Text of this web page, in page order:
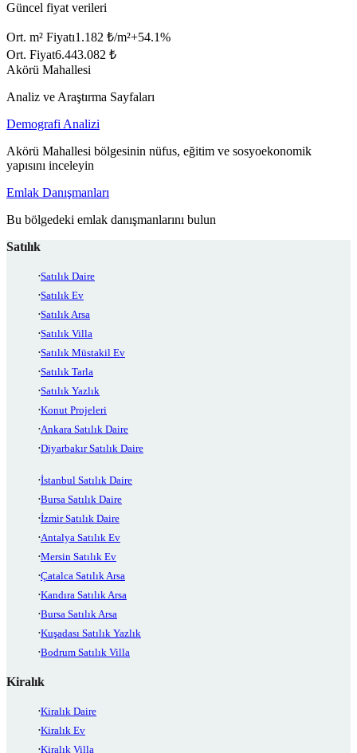
Güncel fiyat verileri
Ort. m² Fiyatı1.182 ₺/m²+54.1%
Ort. Fiyat6.443.082 ₺
Akörü Mahallesi
Analiz ve Araştırma Sayfaları
Demografi Analizi
Akörü Mahallesi bölgesinin nüfus, eğitim ve sosyoekonomik
yapısını inceleyin
Emlak Danışmanları
Bu bölgedeki emlak danışmanlarını bulun
Satılık
Satılık Daire
Satılık Ev
Satılık Arsa
Satılık Villa
Satılık Müstakil Ev
Satılık Tarla
Satılık Yazlık
Konut Projeleri
Ankara Satılık Daire
Diyarbakır Satılık Daire
İstanbul Satılık Daire
Bursa Satılık Daire
İzmir Satılık Daire
Antalya Satılık Ev
Mersin Satılık Ev
Çatalca Satılık Arsa
Kandıra Satılık Arsa
Bursa Satılık Arsa
Kuşadası Satılık Yazlık
Bodrum Satılık Villa
Kiralık
Kiralık Daire
Kiralık Ev
Kiralık Villa